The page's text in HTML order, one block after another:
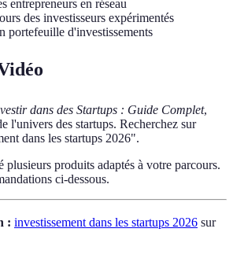
entrepreneurs en réseau
des investisseurs expérimentés
portefeuille d'investissements
dans des Startups : Guide Complet,
l'univers des startups. Recherchez sur
dans les startups 2026".
plusieurs produits adaptés à votre parcours.
ci-dessous.
: investissement dans les startups 2026 sur